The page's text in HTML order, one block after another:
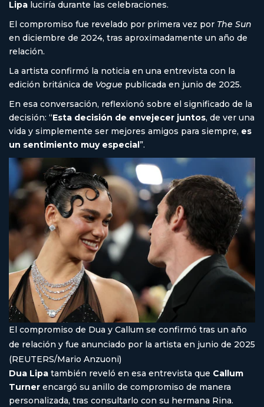
Lipa luciría durante las celebraciones.
El compromiso fue revelado por primera vez por The Sun
en diciembre de 2024, tras aproximadamente un año de
relación.
La artista confirmó la noticia en una entrevista con la
edición británica de Vogue publicada en junio de 2025.
En esa conversación, reflexionó sobre el significado de la
decisión: “Esta decisión de envejecer juntos, de ver una
vida y simplemente ser mejores amigos para siempre, es
un sentimiento muy especial ”.
El compromiso de Dua y Callum se confirmó tras un año
de relación y fue anunciado por la artista en junio de 2025
(REUTERS/Mario Anzuoni)
Dua Lipa también reveló en esa entrevista que Callum
Turner encargó su anillo de compromiso de manera
personalizada, tras consultarlo con su hermana Rina.